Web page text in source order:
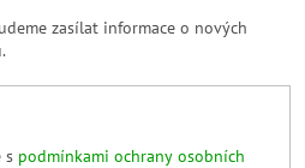
zasílat informace o nových
s podmínkami ochrany osobních